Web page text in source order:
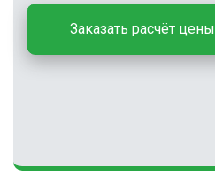
Заказать расчёт цены